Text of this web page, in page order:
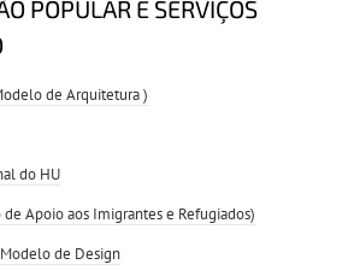
POPULAR E SERVIÇOS
de Arquitetura )
do HU
Apoio aos Imigrantes e Refugiados)
de Design